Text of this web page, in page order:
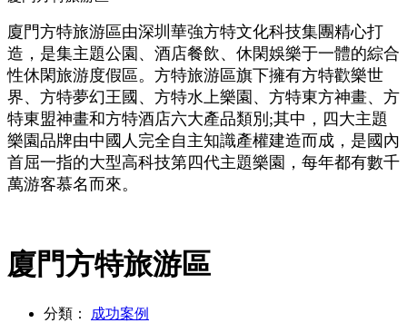
廈門方特旅游區由深圳華強方特文化科技集團精心打
造，是集主題公園、酒店餐飲、休閑娛樂于一體的綜合
性休閑旅游度假區。方特旅游區旗下擁有方特歡樂世
界、方特夢幻王國、方特水上樂園、方特東方神畫、方
特東盟神畫和方特酒店六大產品類別;其中，四大主題
樂園品牌由中國人完全自主知識產權建造而成，是國內
首屈一指的大型高科技第四代主題樂園，每年都有數千
萬游客慕名而來。
廈門方特旅游區
分類：
成功案例